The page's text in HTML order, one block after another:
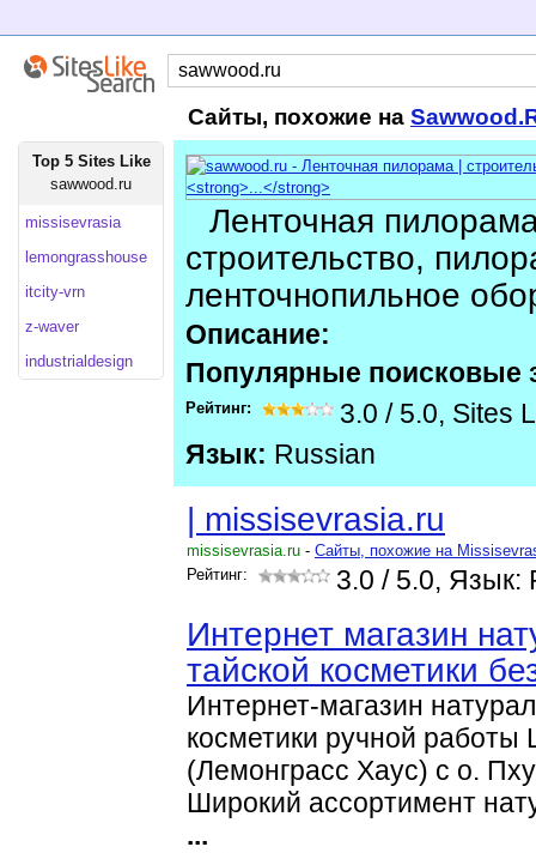
Сайты, похожие на
Top 5 Sites Like
sawwood.ru
missisevrasia
lemongrasshouse
itcity-vrn
z-waver
industrialdesign
Ленточная
строительство,
ленточнопильное
Описание:
Популярные поисковые
Рейтинг: 3.0 / 5.0, Sites
Язык: Russian
| missisevrasia.ru
missisevrasia.ru - Cайты, похожие на
Рейтинг:
3.0 / 5.0, Язык:
Интернет магазин
тайской косметики
Интернет-магазин
косметики ручной работы
(Лемонграсс Хаус) с о.
Широкий ассортимент
...